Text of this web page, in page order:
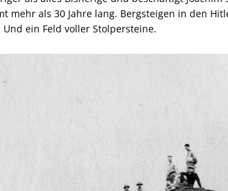
mehr als 30 Jahre lang. Bergsteigen in den
ein Feld voller Stolpersteine.